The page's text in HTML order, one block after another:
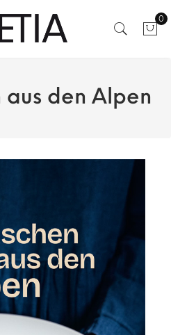
0
den Alpen